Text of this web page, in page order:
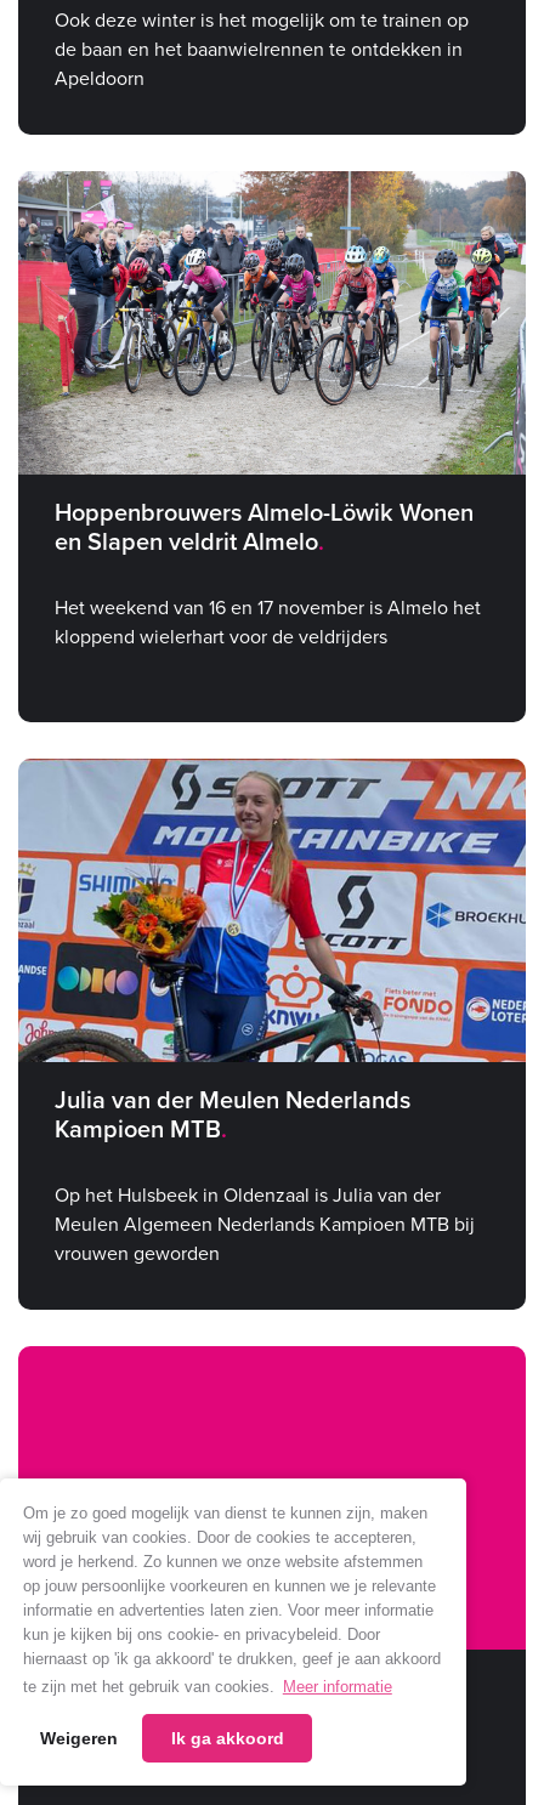
Om je zo goed mogelijk van dienst te kunnen zijn, maken
wij gebruik van cookies. Door de cookies te accepteren,
word je herkend. Zo kunnen we onze website afstemmen
op jouw persoonlijke voorkeuren en kunnen we je relevante
informatie en advertenties laten zien. Voor meer informatie
kun je kijken bij ons cookie- en privacybeleid. Door
hiernaast op 'ik ga akkoord' te drukken, geef je aan akkoord
te zijn met het gebruik van cookies.
Meer informatie
Weigeren Ik ga akkoord
Ook deze winter is het mogelijk om te trainen op
de baan en het baanwielrennen te ontdekken in
Apeldoorn
Hoppenbrouwers Almelo-Löwik Wonen
en Slapen veldrit Almelo
Het weekend van 16 en 17 november is Almelo het
kloppend wielerhart voor de veldrijders
Julia van der Meulen Nederlands
Kampioen MTB
Op het Hulsbeek in Oldenzaal is Julia van der
Meulen Algemeen Nederlands Kampioen MTB bij
vrouwen geworden
Sponsoring Jumbo verlengt
Jumbo verlengt samenwerking met onze club.